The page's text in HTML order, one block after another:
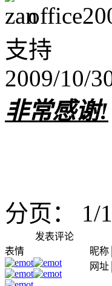
支持
2009/10/
非常感谢!
分页： 1/1
发表评论
表情
昵称
网址